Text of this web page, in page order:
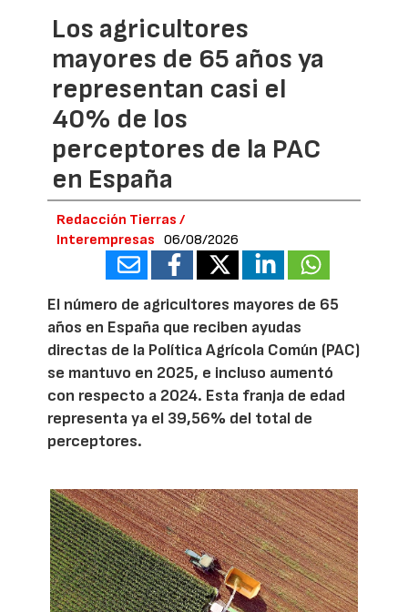
Los agricultores
mayores de 65 años ya
representan casi el
40% de los
perceptores de la PAC
en España
Redacción Tierras /
Interempresas
06/08/2026
El número de agricultores mayores de 65
años en España que reciben ayudas
directas de la Política Agrícola Común (PAC)
se mantuvo en 2025, e incluso aumentó
con respecto a 2024. Esta franja de edad
representa ya el 39,56% del total de
perceptores.